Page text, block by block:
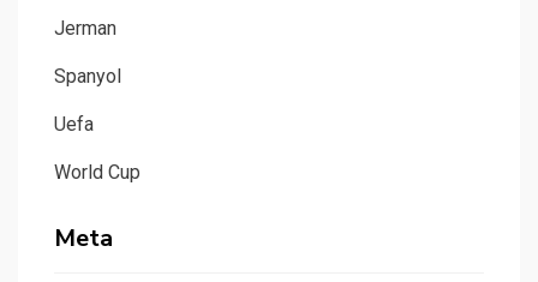
Jerman
Spanyol
Uefa
World Cup
Meta